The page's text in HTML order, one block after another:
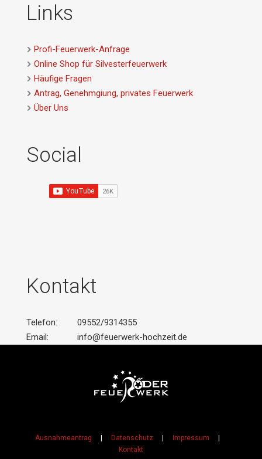
Links
Profi-Feuerwerk-Anfrage
Online Shop für Silvesterfeuerwerk
Häufige Fragen
Antrag, Genehmgiung, privates Feuerwerk
Über Uns
Social
Kontakt
Telefon:
09552/9314355
Email:
info@feuerwerk-hochzeit.de
Ausnahmeantrag Datenschutz Impressum
Kontakt